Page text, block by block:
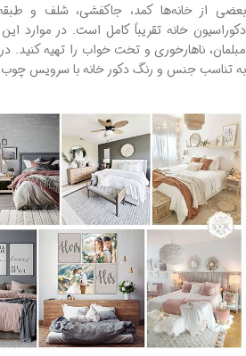
بعضی از خانه‌ها کمد، جاکفشی، شلف و طبقه
دکوراسیون خانه تقریباً کامل است. در موارد
مبلمان، ناهارخوری و تخت خواب را تهیه کنید.
به تناسب جنس و رنگ دکور خانه با سرویس